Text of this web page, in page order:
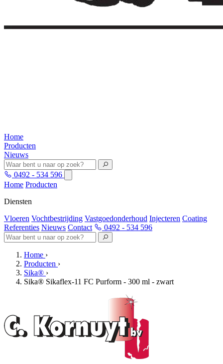
Home
Producten
Nieuws
0492 - 534 596
Home Producten
Diensten
Vloeren Vochtbestrijding Vastgoedonderhoud Injecteren Coating
Referenties Nieuws Contact 0492 - 534 596
Home ›
Producten ›
Sika® ›
Sika® Sikaflex-11 FC Purform - 300 ml - zwart